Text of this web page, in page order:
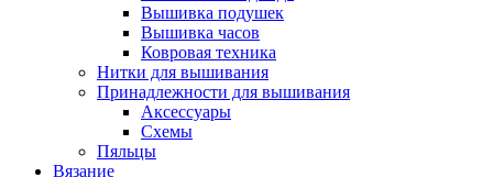
Вышивка подушек
Вышивка часов
Ковровая техника
Нитки для вышивания
Принадлежности для вышивания
Аксессуары
Схемы
Пяльцы
Вязание